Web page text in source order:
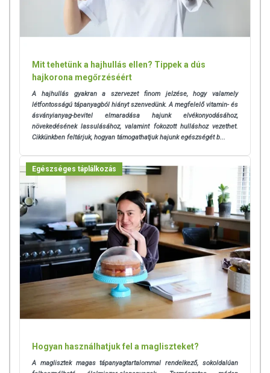
Mit tehetünk a hajhullás ellen? Tippek a dús
hajkorona megőrzéséért
A hajhullás gyakran a szervezet finom jelzése, hogy valamely
létfontosságú tápanyagból hiányt szenvedünk. A megfelelő vitamin- és
ásványianyag-bevitel elmaradása hajunk elvékonyodásához,
növekedésének lassulásához, valamint fokozott hulláshoz vezethet.
Cikkünkben feltárjuk, hogyan támogathatjuk hajunk egészségét b...
Egészséges táplálkozás
Hogyan használhatjuk fel a magliszteket?
A maglisztek magas tápanyagtartalommal rendelkező, sokoldalúan